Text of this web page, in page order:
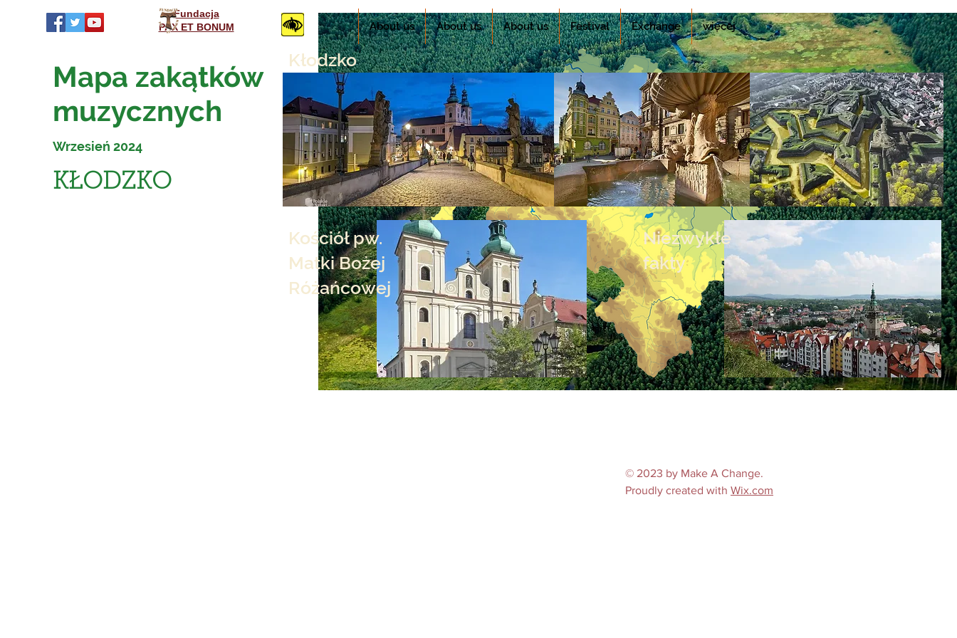
Fundacja
PAX ET BONUM
About us About us About us Festival Exchange więcej
Mapa zakątków
muzycznych
Wrzesień 2024
KŁODZKO
Kłodzko
Kościół pw.
Matki Bożej
Różańcowej
Niezwykłe
fakty
© 2023 by Make A Change.
Proudly created with Wix.com